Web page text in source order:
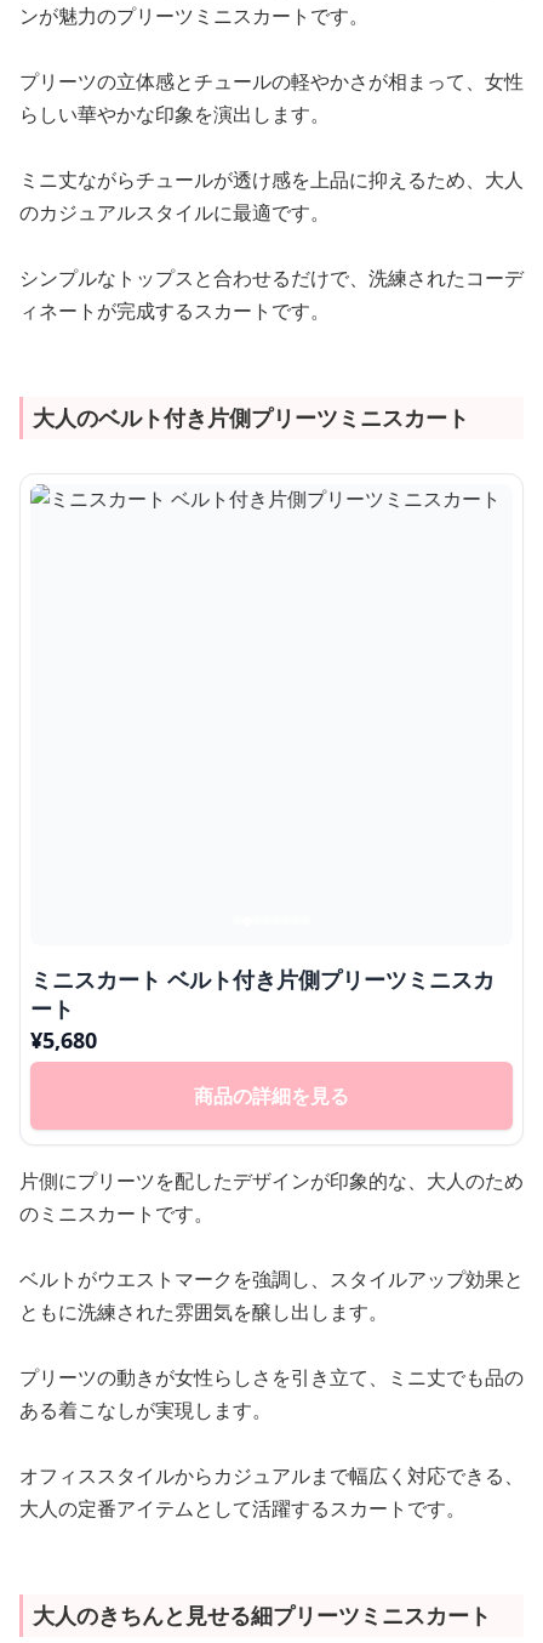
ンが魅力のプリーツミニスカートです。
プリーツの立体感とチュールの軽やかさが相まって、女性
らしい華やかな印象を演出します。
ミニ丈ながらチュールが透け感を上品に抑えるため、大人
のカジュアルスタイルに最適です。
シンプルなトップスと合わせるだけで、洗練されたコーデ
ィネートが完成するスカートです。
大人のベルト付き片側プリーツミニスカート
ミニスカート ベルト付き片側プリーツミニスカ
ート
¥5,680
商品の詳細を見る
片側にプリーツを配したデザインが印象的な、大人のため
のミニスカートです。
ベルトがウエストマークを強調し、スタイルアップ効果と
ともに洗練された雰囲気を醸し出します。
プリーツの動きが女性らしさを引き立て、ミニ丈でも品の
ある着こなしが実現します。
オフィススタイルからカジュアルまで幅広く対応できる、
大人の定番アイテムとして活躍するスカートです。
大人のきちんと見せる細プリーツミニスカート